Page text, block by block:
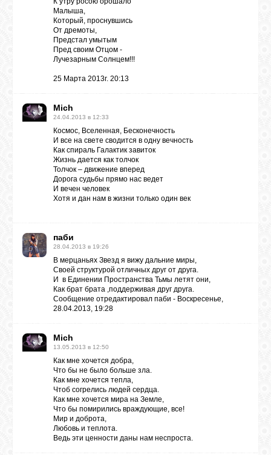
Малыша,
Который, проснувшись
От дремоты,
Предстал умытым
Пред своим Отцом -
Лучезарным Солнцем!!!
25 Марта 2013г. 20:13
Mich
24.04.2013 в 12:33
Космос, Вселенная, Бесконечность
И все на свете сводится в одну вечность
Как спираль Галактик завиток
Жизнь дается как толчок
Толчок – движение вперед
Дорога судьбы прямо нас ведет
И вечен человек
Хотя и дан нам в жизни только один век
паби
28.04.2013 в 19:26
В мерцаньях Звезд я вижу дальние миры,
Своей структурой отличных друг от друга.
И в Единении Пространства Тьмы летят они,
Как брат брата ,поддерживая друг друга.
Сообщение отредактировал паби - Воскресенье,
28.04.2013, 19:28
Mich
13.05.2013 в 12:50
Как мне хочется добра,
Что бы не было больше зла.
Как мне хочется тепла,
Чтоб согрелись людей сердца.
Как мне хочется мира на Земле,
Что бы помирились враждующие, все!
Мир и доброта,
Любовь и теплота.
Ведь эти ценности даны нам неспроста.